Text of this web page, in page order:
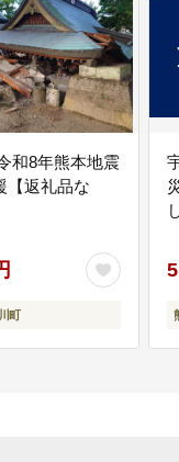
和8年熊本地震
【返礼品な
町